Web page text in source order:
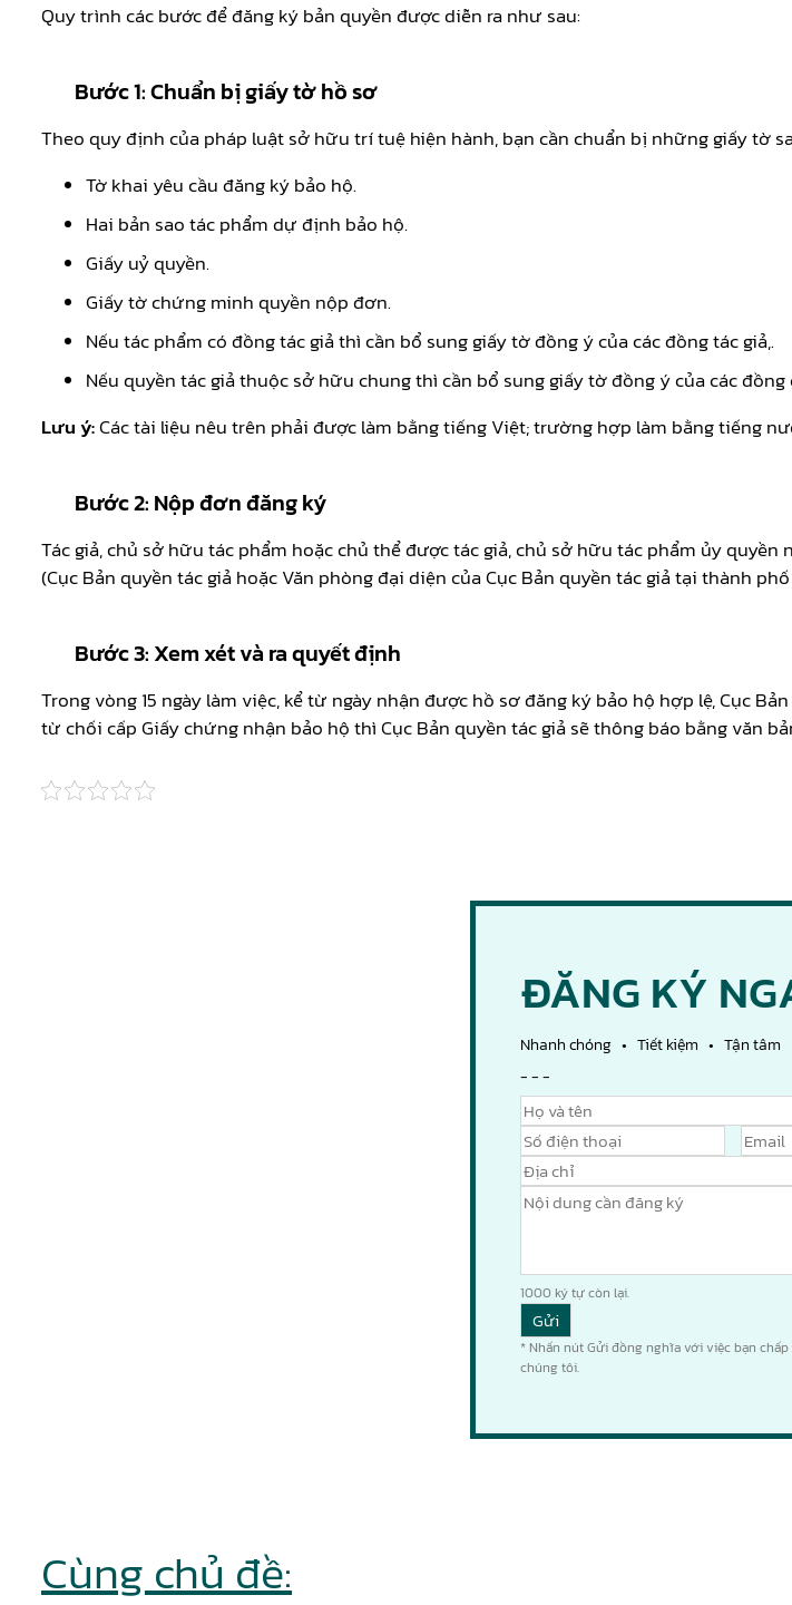
Quy trình các bước để đăng ký bản quyền được diễn ra như sau:
Bước 1:Chuẩn bị giấy tờ hồ sơ
Theo quy định của pháp luật sở hữu trí tuệ hiện hành, bạn cần chuẩn bị những giấy tờ
Tờ khai yêu cầu đăng ký bảo hộ.
Hai bản sao tác phẩm dự định bảo hộ.
Giấy uỷ quyền.
Giấy tờ chứng minh quyền nộp đơn.
Nếu tác phẩm có đồng tác giả thì cần bổ sung giấy tờ đồng ý của các đồng tác giả,.
Nếu quyền tác giả thuộc sở hữu chung thì cần bổ sung giấy tờ đồng ý của các
Lưu ý:Các tài liệu nêu trên phải được làm bằng tiếng Việt; trường hợp làm bằng tiếng
Bước 2: Nộp đơn đăng ký
Tác giả, chủ sở hữu tác phẩm hoặc chủ thể được tác giả, chủ sở hữu tác phẩm ủy quyền
(Cục Bản quyền tác giả hoặc Văn phòng đại diện của Cục Bản quyền tác giả tại thành
Bước 3: Xem xét và ra quyết định
Trong vòng 15 ngày làm việc, kể từ ngày nhận được hồ sơ đăng ký bảo hộ hợp lệ, Cục
từ chối cấp Giấy chứng nhận bảo hộ thì Cục Bản quyền tác giả sẽ thông báo bằng văn
ĐĂNG KÝ
Nhanh chóng • Tiết kiệm • Tận tâm
- - -
1000 ký tự còn lại.
* Nhấn nút Gửi đồng nghĩa với việc bạn chấp
chúng tôi.
Cùng chủ đề: